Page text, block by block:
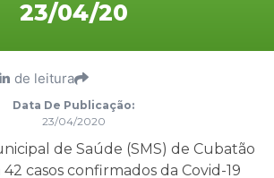
23/04/20
de leitura
Data De Publicação:
23/04/2020
de Saúde (SMS) de Cubatão
casos confirmados da Covid-19